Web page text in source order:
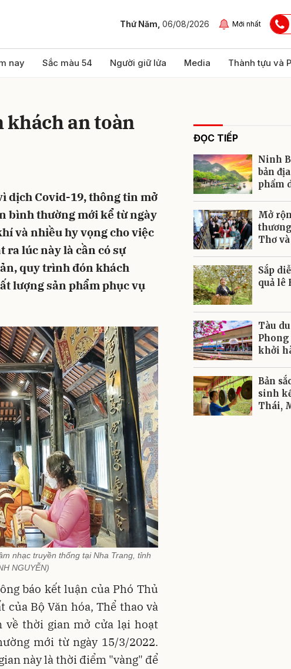
Thứ Năm, 06/08/2026 Mới nhất
nay Sắc màu 54 Người giữ lửa Media Thành tựu và
khách an toàn
dịch Covid-19, thông tin mở
bình thường mới kể từ ngày
và nhiều hy vọng cho việc
ra lúc này là cần có sự
quy trình đón khách
lượng sản phẩm phục vụ
nhạc truyền thống tại Nha Trang, tỉnh
NGUYỄN)
báo kết luận của Phó Thủ
Bộ Văn hóa, Thể thao và
về thời gian mở cửa lại hoạt
mới từ ngày 15/3/2022.
này là thời điểm "vàng" để
ĐỌC TIẾP
Ninh
bản
phẩm
Mở
Thơ
Sắp
quả lê
Tàu
khởi
Bản
sinh
Thái,
Hủy Gửi